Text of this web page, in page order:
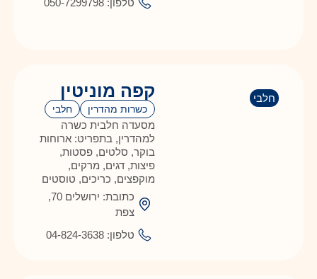
חלבי קפה מוניטין
כשרות מהדרין חלבי
מסעדה חלבית כשרה
למהדרין, בתפריט: ארוחות
בוקר, סלטים, פסטות,
פיצות, דגים, מרקים,
מוקפצים, כריכים, טוסטים
כתובת: ירושלים 70,
צפת
טלפון: 04-824-3638